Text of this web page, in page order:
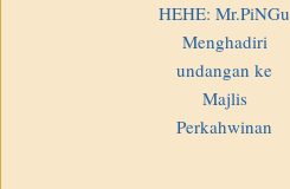
HEHE: Mr.PiNGu
Menghadiri
undangan ke
Majlis
Perkahwinan